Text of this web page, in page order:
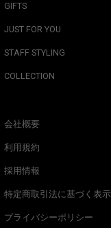
GIFTS
JUST FOR YOU
STAFF STYLING
COLLECTION
会社概要
利用規約
採用情報
特定商取引法に基づく表示
プライバシーポリシー